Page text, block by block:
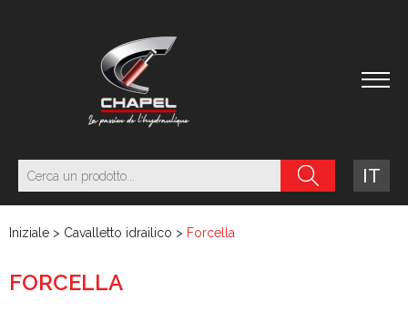
IT
Iniziale > Cavalletto idrailico > Forcella
FORCELLA